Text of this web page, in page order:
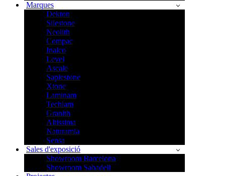
Marques
Dekton
Silestone
Neolith
Compac
Inalco
Level
Ascale
Sapiestone
Xtone
Laminam
Techlam
Granith
Altissima
Naturamia
Sensa
Sales d'exposició
Showroom Barcelona
Showroom Sabadell